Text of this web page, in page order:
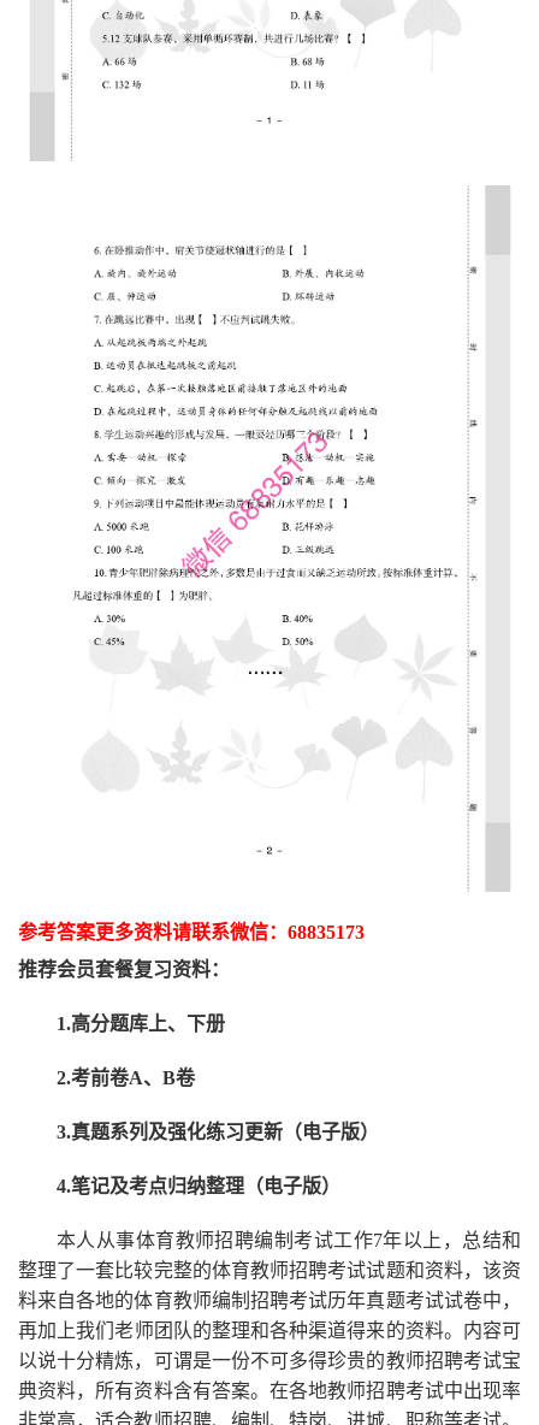
参考答案更多资料请联系微信： 68835173
推荐会员套餐复习资料：
1.高分题库上、下册
2.考前卷A、B卷
3.真题系列及强化练习更新（电子版）
4.笔记及考点归纳整理（电子版）
本人从事体育教师招聘编制考试工作7年以上，总结和
整理了一套比较完整的体育教师招聘考试试题和资料，该资
料来自各地的体育教师编制招聘考试历年真题考试试卷中，
再加上我们老师 团队的整理和各种渠道得来的资料。内容可
以说十分精炼，可谓是一份不可多得珍贵的教师招聘考试宝
典资料，所有资料含有答案。在各地教师招聘考试中出现率
非常高，适合教师招聘、编制、特岗、进城、职称等考试。